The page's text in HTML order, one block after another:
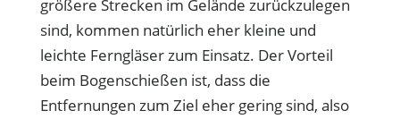
größere Strecken im Gelände zurückzulegen
sind, kommen natürlich eher kleine und
leichte Ferngläser zum Einsatz. Der Vorteil
beim Bogenschießen ist, dass die
Entfernungen zum Ziel eher gering sind, also